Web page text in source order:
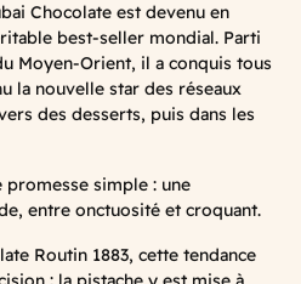
Chocolate est devenu en
best-seller mondial. Parti
Moyen-Orient, il a conquis tous
la nouvelle star des réseaux
des desserts, puis dans les
promesse simple : une
entre onctuosité et croquant.
Routin 1883, cette tendance